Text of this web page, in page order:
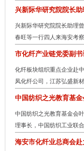
兴新际华研究院院长
兴新际华研究院院长助理
春旺等一行四人来海安考
市化纤产业链党委副
化纤板块组织重点企业赴
凤化纤公司，江苏弘盛新
中国纺织之光教育基
中国纺织之光教育基金会
理事长，中国纺织工业联
海安市化纤业总商会